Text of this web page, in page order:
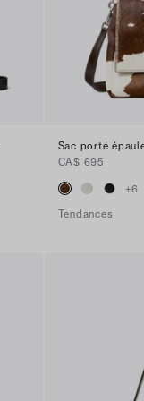
Sac porté
CA$ 695
+6
Tendances